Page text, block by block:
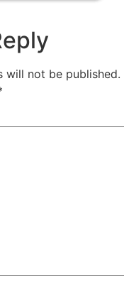
will not be published.